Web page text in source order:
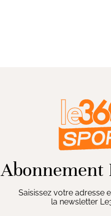
Saisissez votre adresse
la newsletter